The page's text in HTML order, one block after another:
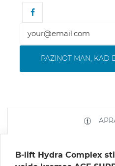
PAZIŅOT MAN, KAD
B-lift Hydra Complex